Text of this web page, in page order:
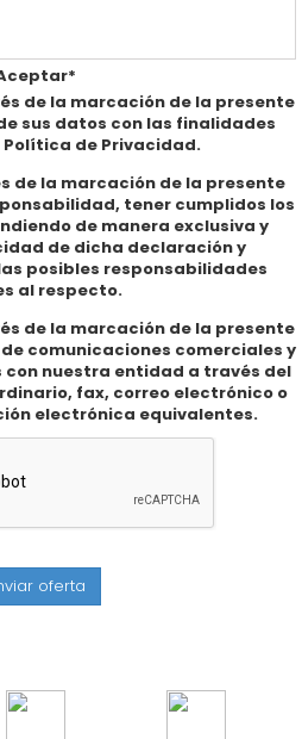
de la marcación de la presente
sus datos con las finalidades
de Privacidad.
de la marcación de la presente
tener cumplidos los
de manera exclusiva y
de dicha declaración y
posibles responsabilidades
al respecto.
de la marcación de la presente
comunicaciones comerciales y
nuestra entidad a través del
fax, correo electrónico o
electrónica equivalentes.